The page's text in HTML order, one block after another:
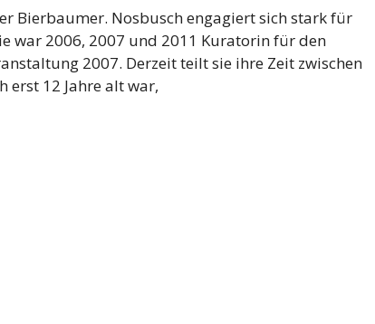
Bierbaumer. Nosbusch engagiert sich stark für
war 2006, 2007 und 2011 Kuratorin für den
2007. Derzeit teilt sie ihre Zeit zwischen
erst 12 Jahre alt war,